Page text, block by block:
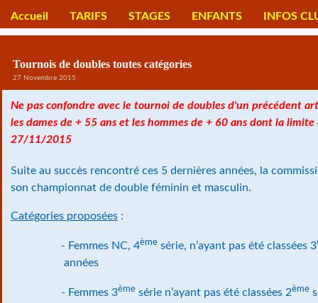
Accueil TARIFS STAGES ENFANTS INFOS
Tournois de doubles toutes catégories
27 Novembre 2015
Ne pas confondre avec le tournoi de doubles d'un précédent
les dames de + 55 ans et les hommes de + 60 ans dont la
27/11/2015
Suite au succès rencontré ces 5 dernières années, la
son championnat de double féminin et masculin.
Catégories proposées :
- Femmes NC, 4ème série, n’ayant pas été classées 3
années
- Femmes 3ème série n’ayant pas été classées 2ème